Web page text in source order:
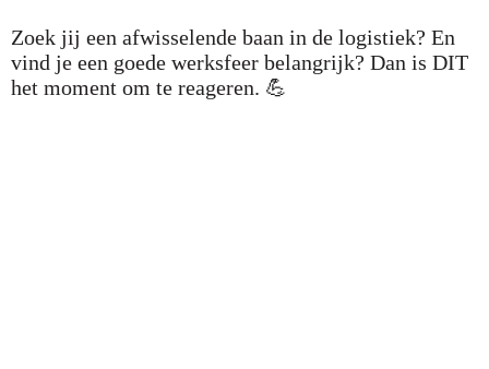
Zoek jij een afwisselende baan in de logistiek? En
vind je een goede werksfeer belangrijk? Dan is DIT
het moment om te reageren. 💪